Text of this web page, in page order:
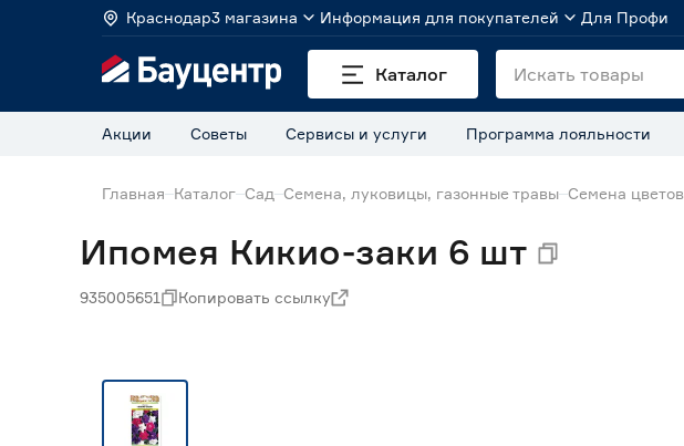
Краснодар3 магазина Информация для покупателей Для Профи
Каталог
Акции Советы Сервисы и услуги Программа лояльности
Главная Каталог Сад Семена, луковицы, газонные травы Семена цветов
Ипомея Кикио-заки 6 шт
935005651 Копировать ссылку